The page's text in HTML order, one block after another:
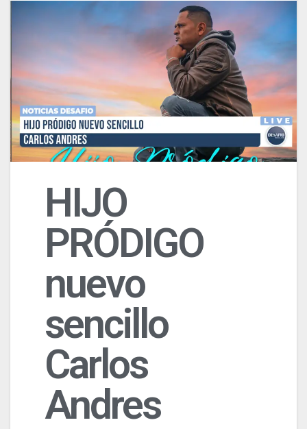
HIJO
PRÓDIGO
nuevo
sencillo
Carlos
Andres